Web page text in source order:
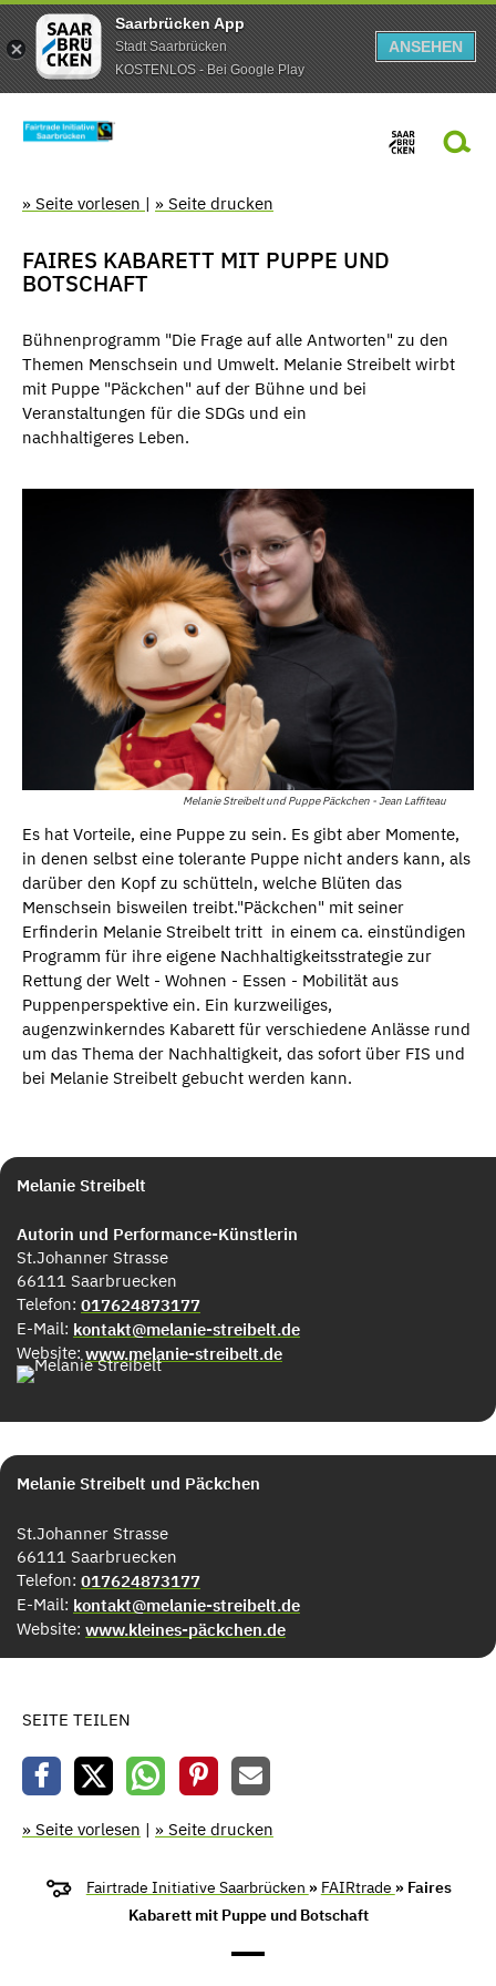
Saarbrücken App
Stadt Saarbrücken
KOSTENLOS - Bei Google Play
ANSEHEN
» Seite vorlesen | » Seite drucken
FAIRES KABARETT MIT PUPPE UND
BOTSCHAFT
Bühnenprogramm "Die Frage auf alle Antworten" zu den
Themen Menschsein und Umwelt. Melanie Streibelt wirbt
mit Puppe "Päckchen" auf der Bühne und bei
Veranstaltungen für die SDGs und ein
nachhaltigeres Leben.
Melanie Streibelt und Puppe Päckchen - Jean Laffiteau
Es hat Vorteile, eine Puppe zu sein. Es gibt aber Momente,
in denen selbst eine tolerante Puppe nicht anders kann, als
darüber den Kopf zu schütteln, welche Blüten das
Menschsein bisweilen treibt."Päckchen" mit seiner
Erfinderin Melanie Streibelt tritt in einem ca. einstündigen
Programm für ihre eigene Nachhaltigkeitsstrategie zur
Rettung der Welt - Wohnen - Essen - Mobilität aus
Puppenperspektive ein. Ein kurzweiliges,
augenzwinkerndes Kabarett für verschiedene Anlässe rund
um das Thema der Nachhaltigkeit, das sofort über FIS und
bei Melanie Streibelt gebucht werden kann.
Melanie Streibelt
Autorin und Performance-Künstlerin
St.Johanner Strasse
66111 Saarbruecken
Telefon: 017624873177
E-Mail: kontakt@melanie-streibelt.de
Website: www.melanie-streibelt.de
Melanie Streibelt und Päckchen
St.Johanner Strasse
66111 Saarbruecken
Telefon: 017624873177
E-Mail: kontakt@melanie-streibelt.de
Website: www.kleines-päckchen.de
SEITE TEILEN
» Seite vorlesen | » Seite drucken
Fairtrade Initiative Saarbrücken » FAIRtrade » Faires
Kabarett mit Puppe und Botschaft